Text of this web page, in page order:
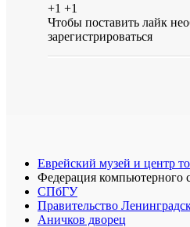
+1 +1
Чтобы поставить лайк
зарегистрироваться
Еврейский музей и центр
Федерация компьютерного
СПбГУ
Правительство
Аничков дворец